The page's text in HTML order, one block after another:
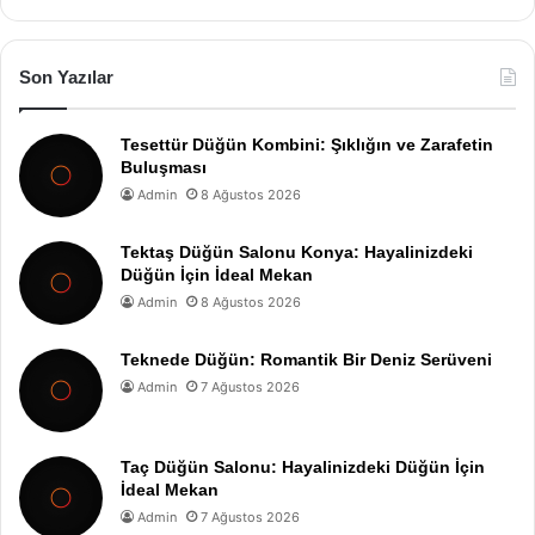
Son Yazılar
Tesettür Düğün Kombini: Şıklığın ve Zarafetin
Buluşması
Admin 8 Ağustos 2026
Tektaş Düğün Salonu Konya: Hayalinizdeki
Düğün İçin İdeal Mekan
Admin 8 Ağustos 2026
Teknede Düğün: Romantik Bir Deniz Serüveni
Admin 7 Ağustos 2026
Taç Düğün Salonu: Hayalinizdeki Düğün İçin
İdeal Mekan
Admin 7 Ağustos 2026